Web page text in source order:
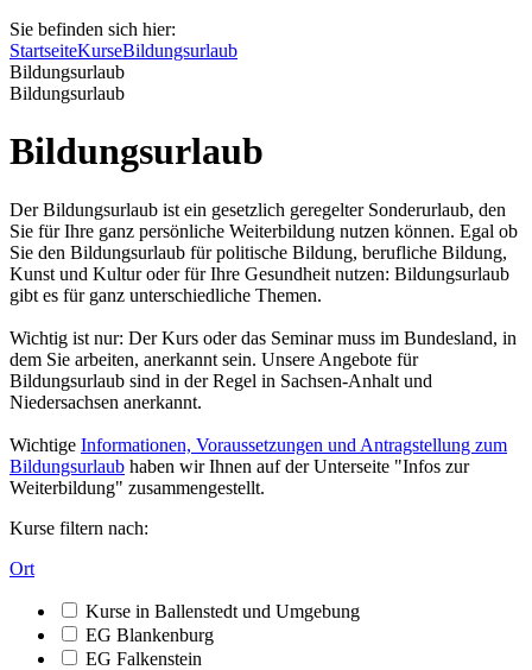
Sie befinden sich hier:
StartseiteKurseBildungsurlaub
Bildungsurlaub
Bildungsurlaub
Bildungsurlaub
Der Bildungsurlaub ist ein gesetzlich geregelter Sonderurlaub, den
Sie für Ihre ganz persönliche Weiterbildung nutzen können. Egal ob
Sie den Bildungsurlaub für politische Bildung, berufliche Bildung,
Kunst und Kultur oder für Ihre Gesundheit nutzen: Bildungsurlaub
gibt es für ganz unterschiedliche Themen.
Wichtig ist nur: Der Kurs oder das Seminar muss im Bundesland, in
dem Sie arbeiten, anerkannt sein. Unsere Angebote für
Bildungsurlaub sind in der Regel in Sachsen-Anhalt und
Niedersachsen anerkannt.
Wichtige Informationen, Voraussetzungen und Antragstellung zum
Bildungsurlaub haben wir Ihnen auf der Unterseite "Infos zur
Weiterbildung" zusammengestellt.
Kurse filtern nach:
Ort
Kurse in Ballenstedt und Umgebung
EG Blankenburg
EG Falkenstein